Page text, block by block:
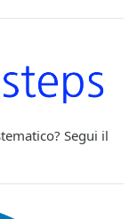
Segui il